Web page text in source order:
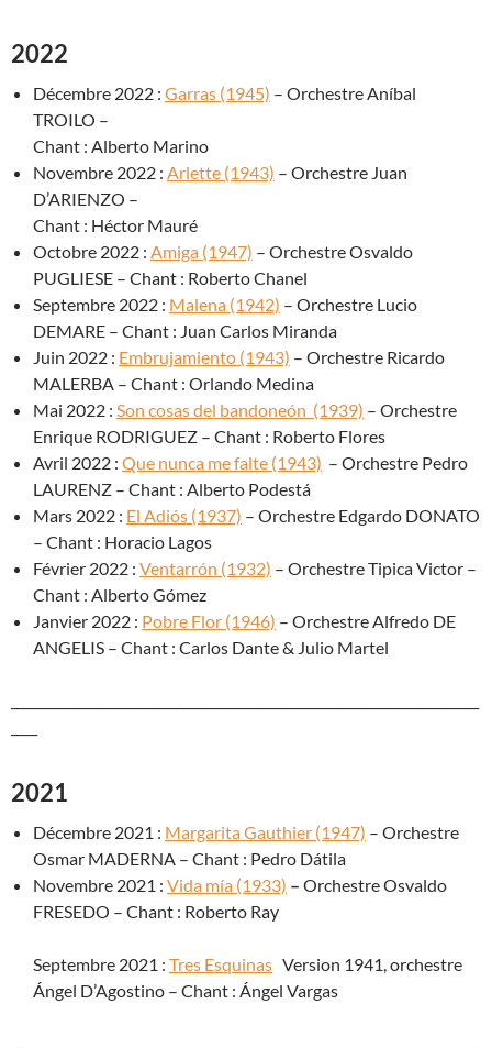
2022
Décembre 2022 : Garras (1945) – Orchestre Aníbal
TROILO –
Chant : Alberto Marino
Novembre 2022 : Arlette (1943) – Orchestre Juan
D’ARIENZO –
Chant : Héctor Mauré
Octobre 2022 : Amiga (1947) – Orchestre Osvaldo
PUGLIESE – Chant : Roberto Chanel
Septembre 2022 : Malena (1942) – Orchestre Lucio
DEMARE – Chant : Juan Carlos Miranda
Juin 2022 : Embrujamiento (1943) – Orchestre Ricardo
MALERBA – Chant : Orlando Medina
Mai 2022 : Son cosas del bandoneón (1939) – Orchestre
Enrique RODRIGUEZ – Chant : Roberto Flores
Avril 2022 : Que nunca me falte (1943) – Orchestre Pedro
LAURENZ – Chant : Alberto Podestá
Mars 2022 : El Adiós (1937) – Orchestre Edgardo DONATO
– Chant : Horacio Lagos
Février 2022 : Ventarrón (1932) – Orchestre Tipica Victor –
Chant : Alberto Gómez
Janvier 2022 : Pobre Flor (1946) – Orchestre Alfredo DE
ANGELIS – Chant : Carlos Dante & Julio Martel
2021
Décembre 2021 : Margarita Gauthier (1947) – Orchestre
Osmar MADERNA – Chant : Pedro Dátila
Novembre 2021 : Vida mía (1933) – Orchestre Osvaldo
FRESEDO – Chant : Roberto Ray
Septembre 2021 : Tres Esquinas Version 1941, orchestre
Ángel D’Agostino – Chant : Ángel Vargas